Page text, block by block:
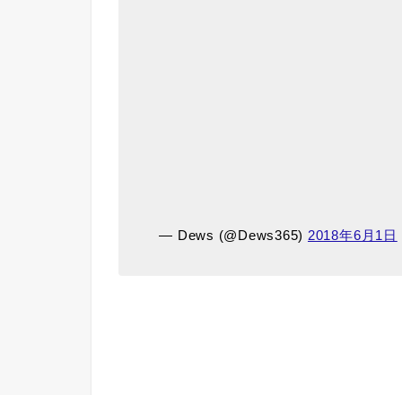
— Dews (@Dews365) 2018年6月1日